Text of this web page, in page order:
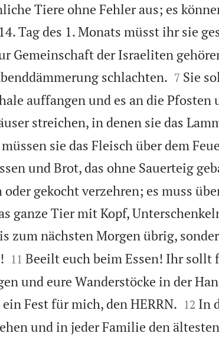
Tiere ohne Fehler aus; es
Tag des 1. Monats müsst ihr sie
Gemeinschaft der Israeliten
schlachten.
7 Sie
auffangen und es an die Pfosten
streichen, in denen sie das
sie das Fleisch über dem
und Brot, das ohne Sauerteig
gekocht verzehren; es muss
ganze Tier mit Kopf,
zum nächsten Morgen übrig,

11 Beeilt euch beim Essen! Ihr sollt
und eure Wanderstöcke in der
Fest für mich, den HERRN.
12 In
und in jeder Familie den